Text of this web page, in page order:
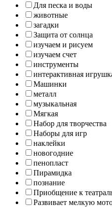
Для песка и воды
животные
загадки
Защита от солнца
изучаем и рисуем
изучаем счет
инструменты
интерактивная
Машинки
металл
музыкальная
Мягкая
Набор для творчества
Наборы для игр
наклейки
новогодние
пенопласт
Пирамидка
познание
Приобщение к
Развивает мелкую